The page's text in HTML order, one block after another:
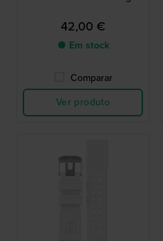
42,00 €
● Em stock
Comparar
Ver produto